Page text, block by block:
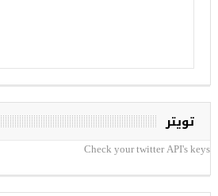
تويتر
Check your twitter API's keys